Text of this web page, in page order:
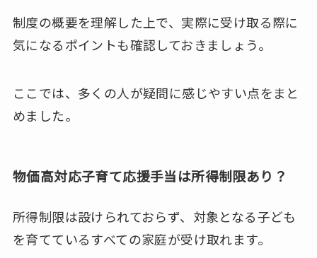
制度の概要を理解した上で、実際に受け取る際に
気になるポイントも確認しておきましょう。
ここでは、多くの人が疑問に感じやすい点をまと
めました。
物価高対応子育て応援手当は所得制限あり？
所得制限は設けられておらず、対象となる子ども
を育てているすべての家庭が受け取れます。